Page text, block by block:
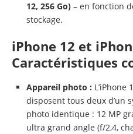
12, 256 Go) – en fonction
stockage.
iPhone 12 et
Caractéristiques
Appareil photo : L’iPhone
disposent tous deux d’un
photo identique : 12 MP
ultra grand angle (f/2,4,